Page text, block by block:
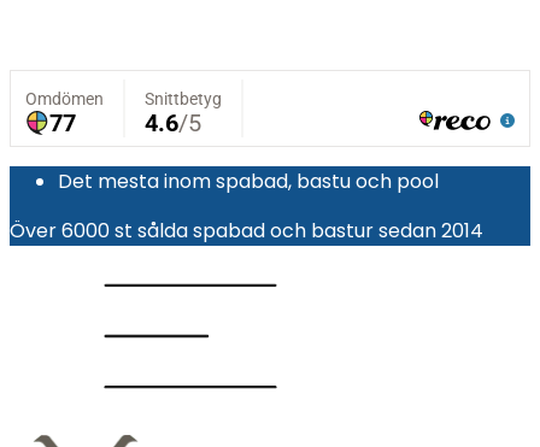
Det mesta inom spabad, bastu och pool
Över 6000 st sålda spabad och bastur sedan 2014